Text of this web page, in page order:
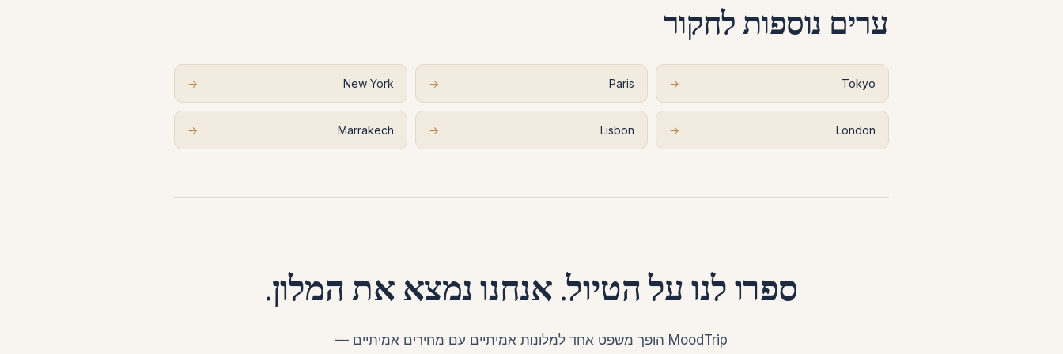
ערים נוספות לחקור
Tokyo
→
Paris
→
New York
→
London
→
Lisbon
→
Marrakech
→
ספרו לנו על הטיול. אנחנו נמצא את המלון.
MoodTrip הופך משפט אחד למלונות אמיתיים עם מחירים אמיתיים —